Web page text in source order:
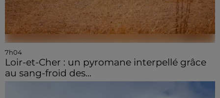
7h04
Loir-et-Cher : un pyromane interpellé grâce
au sang-froid des...